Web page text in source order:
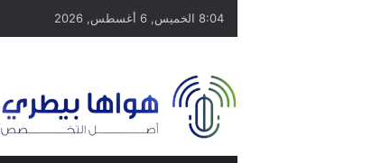
8:04 الخميس, 6 أغسطس, 2026